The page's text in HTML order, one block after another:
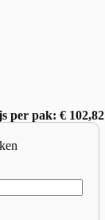
per pak: € 102,82